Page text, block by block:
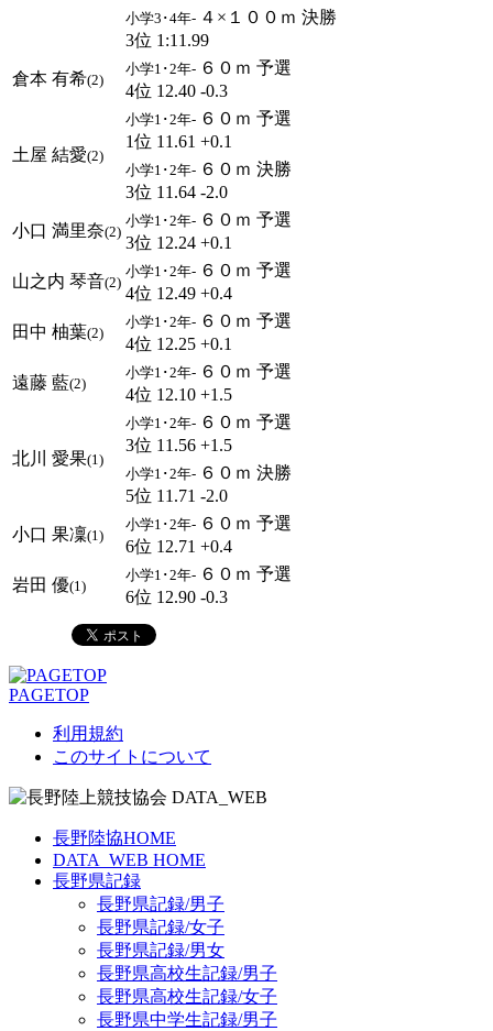
小学3･4年- ４×１００ｍ 決勝
3位 1:11.99
倉本 有希(2)
小学1･2年- ６０ｍ 予選
4位 12.40 -0.3
土屋 結愛(2)
小学1･2年- ６０ｍ 予選
1位 11.61 +0.1
小学1･2年- ６０ｍ 決勝
3位 11.64 -2.0
小口 満里奈(2)
小学1･2年- ６０ｍ 予選
3位 12.24 +0.1
山之内 琴音(2)
小学1･2年- ６０ｍ 予選
4位 12.49 +0.4
田中 柚葉(2)
小学1･2年- ６０ｍ 予選
4位 12.25 +0.1
遠藤 藍(2)
小学1･2年- ６０ｍ 予選
4位 12.10 +1.5
北川 愛果(1)
小学1･2年- ６０ｍ 予選
3位 11.56 +1.5
小学1･2年- ６０ｍ 決勝
5位 11.71 -2.0
小口 果凜(1)
小学1･2年- ６０ｍ 予選
6位 12.71 +0.4
岩田 優(1)
小学1･2年- ６０ｍ 予選
6位 12.90 -0.3
PAGETOP
利用規約
このサイトについて
長野陸協HOME
DATA_WEB HOME
長野県記録
長野県記録/男子
長野県記録/女子
長野県記録/男女
長野県高校生記録/男子
長野県高校生記録/女子
長野県中学生記録/男子